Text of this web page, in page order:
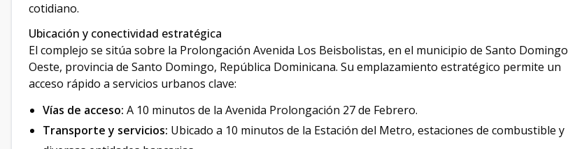
cotidiano.
Ubicación y conectividad estratégica
El complejo se sitúa sobre la Prolongación Avenida Los Beisbolistas, en el municipio de Santo Domingo
Oeste, provincia de Santo Domingo, República Dominicana. Su emplazamiento estratégico permite un
acceso rápido a servicios urbanos clave:
Vías de acceso: A 10 minutos de la Avenida Prolongación 27 de Febrero.
Transporte y servicios: Ubicado a 10 minutos de la Estación del Metro, estaciones de combustible y